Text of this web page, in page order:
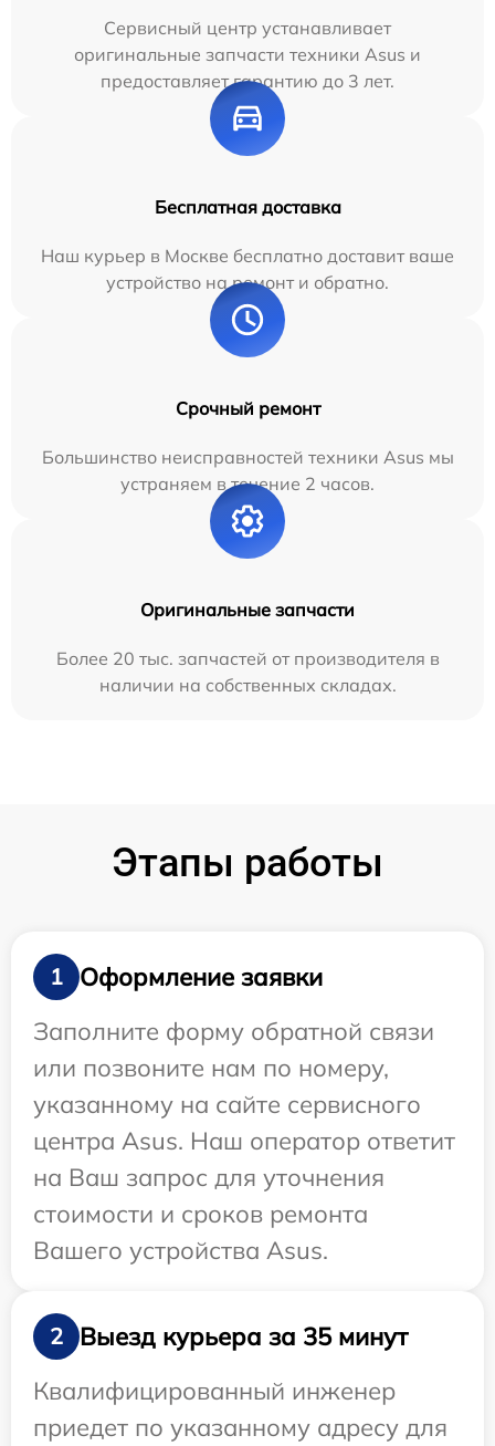
Сервисный центр устанавливает
оригинальные запчасти техники Asus и
предоставляет гарантию до 3 лет.
Бесплатная доставка
Наш курьер в Москве бесплатно доставит ваше
устройство на ремонт и обратно.
Срочный ремонт
Большинство неисправностей техники Asus мы
устраняем в течение 2 часов.
Оригинальные запчасти
Более 20 тыс. запчастей от производителя в
наличии на собственных складах.
Этапы работы
1
Оформление заявки
Заполните форму обратной связи
или позвоните нам по номеру,
указанному на сайте сервисного
центра Asus. Наш оператор ответит
на Ваш запрос для уточнения
стоимости и сроков ремонта
Вашего устройства Asus.
2
Выезд курьера за 35 минут
Квалифицированный инженер
приедет по указанному адресу для